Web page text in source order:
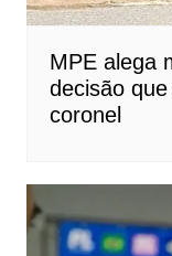
MPE alega
decisão
coronel